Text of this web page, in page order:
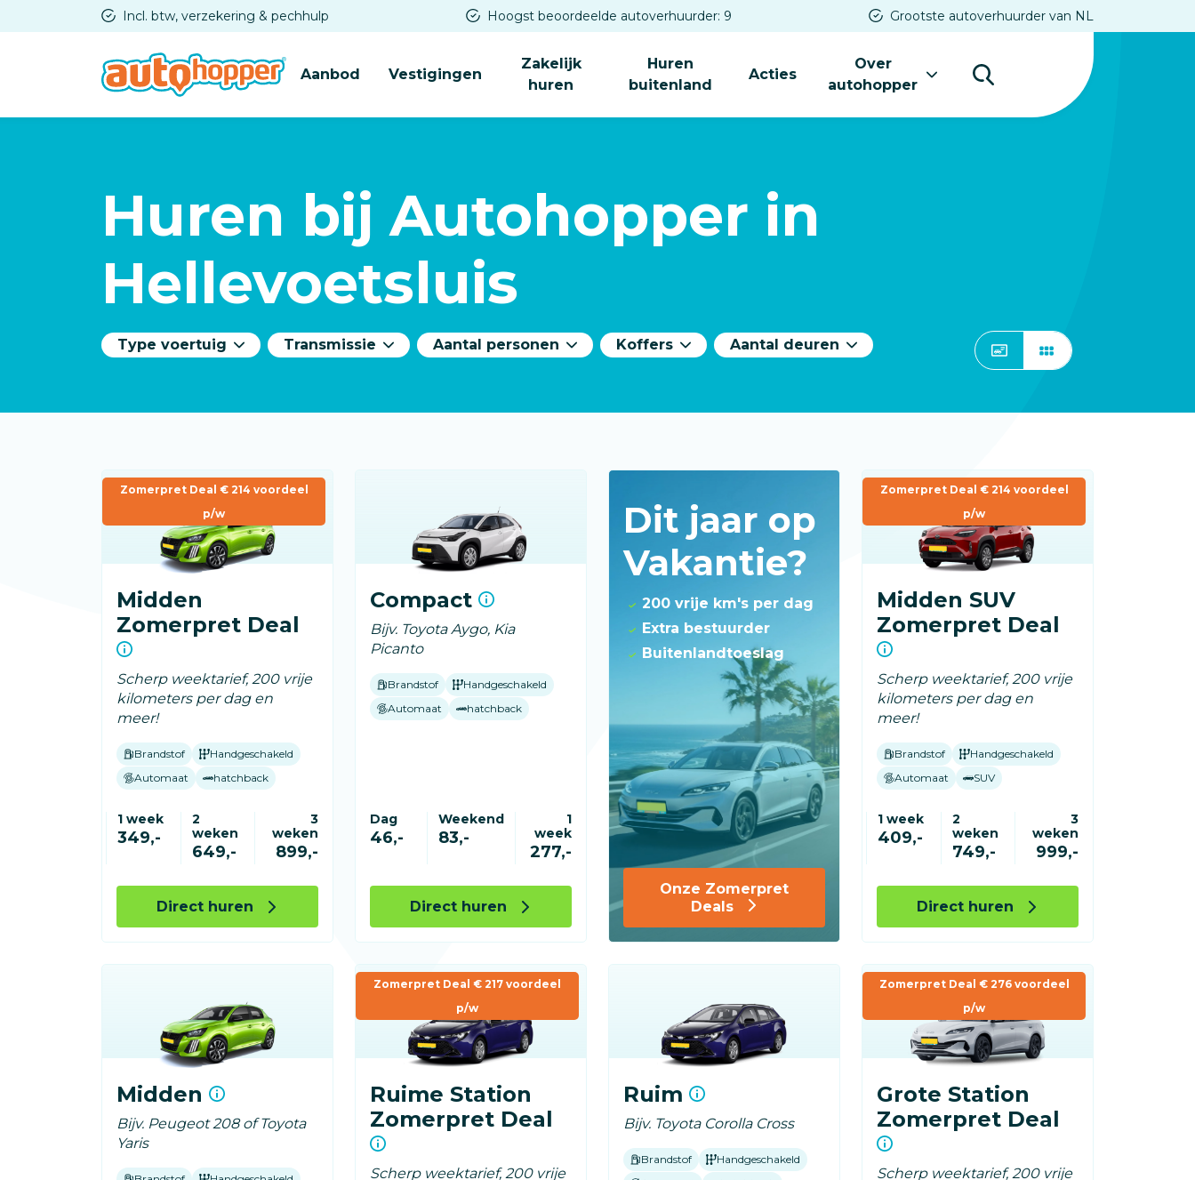
inhoud
Incl. btw, verzekering & pechhulp Hoogst beoordeelde autoverhuurder: 9 Grootste autoverhuurder van NL
Aanbod Vestigingen
Zakelijk
huren
Huren
buitenland
Acties
Over
autohopper
Huren bij Autohopper in
Hellevoetsluis
Type voertuig Transmissie Aantal personen Koffers Aantal deuren
Zomerpret Deal € 214 voordeel
p/w
Midden
Zomerpret Deal
Scherp weektarief, 200 vrije
kilometers per dag en
meer!
Brandstof
Handgeschakeld
Automaat
hatchback
1 week
349,-
2
weken
649,-
3
weken
899,-
Direct huren
Compact
Bijv. Toyota Aygo, Kia
Picanto
Brandstof
Handgeschakeld
Automaat
hatchback
Dag
46,-
Weekend
83,-
1
week
277,-
Direct huren
Dit jaar op
Vakantie?
200 vrije km's per dag
Extra bestuurder
Buitenlandtoeslag
Onze Zomerpret
Deals
Zomerpret Deal € 214 voordeel
p/w
Midden SUV
Zomerpret Deal
Scherp weektarief, 200 vrije
kilometers per dag en
meer!
Brandstof
Handgeschakeld
Automaat
SUV
1 week
409,-
2
weken
749,-
3
weken
999,-
Direct huren
Midden
Bijv. Peugeot 208 of Toyota
Yaris
Zomerpret Deal € 217 voordeel
p/w
Ruime Station
Zomerpret Deal
Scherp weektarief, 200 vrije
Ruim
Bijv. Toyota Corolla Cross
Brandstof
Handgeschakeld
Zomerpret Deal € 276 voordeel
p/w
Grote Station
Zomerpret Deal
Scherp weektarief, 200 vrije